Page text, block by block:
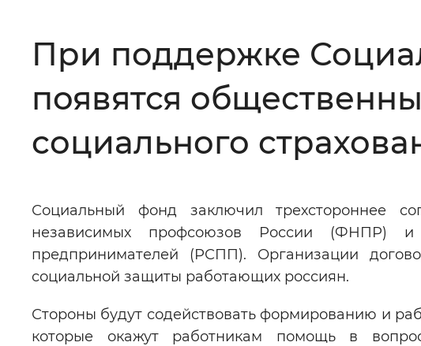
Цвет сайта: Монохромный
Звуковой ассистент: Воспроизвести
Вернуть стандартные настройки
При поддержке
появятся
социального
Социальный фонд заключил трехстороннее
независимых профсоюзов России (ФНПР)
предпринимателей (РСПП). Организации
социальной защиты работающих россиян.
Стороны будут содействовать формированию и
которые окажут работникам помощь в